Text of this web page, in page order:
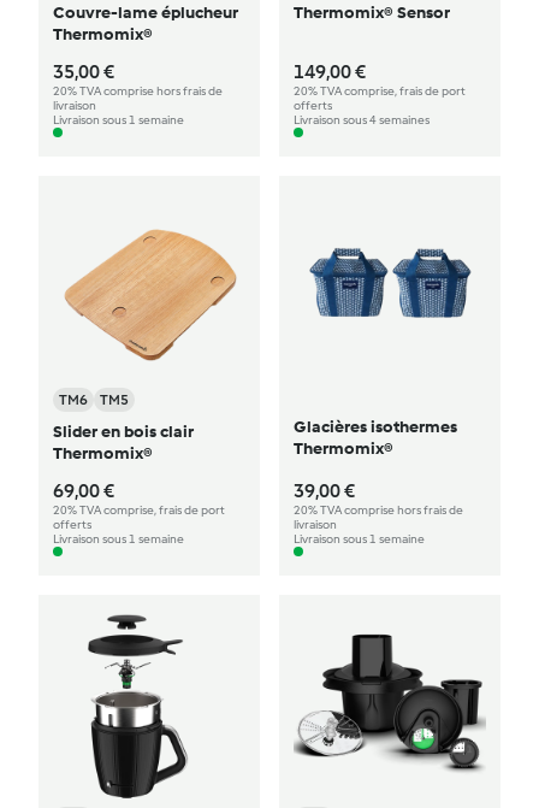
Couvre-lame éplucheur
Thermomix®
35,00 €
20% TVA comprise hors frais de
livraison
Livraison sous 1 semaine
Thermomix® Sensor
149,00 €
20% TVA comprise, frais de port
offerts
Livraison sous 4 semaines
TM6 TM5
Slider en bois clair
Thermomix®
69,00 €
20% TVA comprise, frais de port
offerts
Livraison sous 1 semaine
Glacières isothermes
Thermomix®
39,00 €
20% TVA comprise hors frais de
livraison
Livraison sous 1 semaine